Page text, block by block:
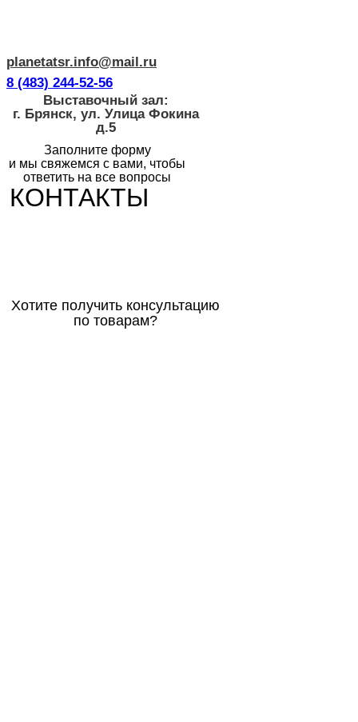
planetatsr.info@mail.ru
8 (483) 244-52-56
Выставочный зал:
г. Брянск, ул. Улица Фокина
д.5
Заполните форму
и мы свяжемся с вами, чтобы
ответить на все вопросы
КОНТАКТЫ
Хотите получить консультацию
по товарам?